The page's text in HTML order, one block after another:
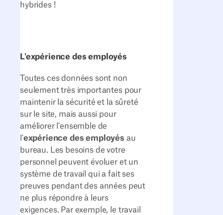
hybrides !
L'expérience des employés
Toutes ces données sont non
seulement très importantes pour
maintenir la sécurité et la sûreté
sur le site, mais aussi pour
améliorer l'ensemble de
l'expérience des employés au
bureau. Les besoins de votre
personnel peuvent évoluer et un
système de travail qui a fait ses
preuves pendant des années peut
ne plus répondre à leurs
exigences. Par exemple, le travail